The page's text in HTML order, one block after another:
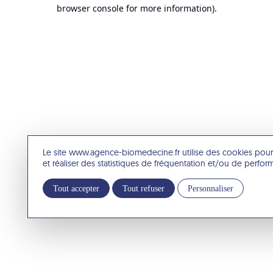
Le site www.agence-biomedecine.fr utilise des cookies
et réaliser des statistiques de fréquentation et/ou de
Tout accepter Tout refuser Personnaliser
browser console for more information).